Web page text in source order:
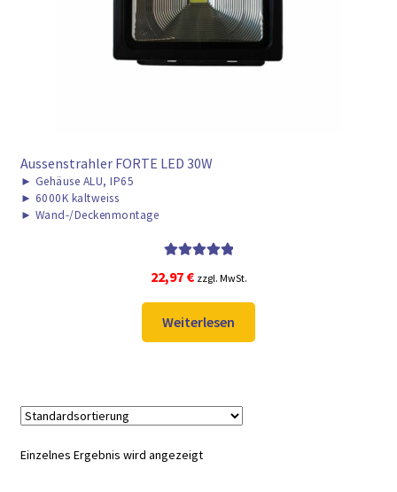
► VERSANDARTEN
Aussenstrahler FORTE LED 30W
► Gehäuse ALU, IP65
► 6000K kaltweiss
► Wand-/Deckenmontage
von 5
22,97 € zzgl. MwSt.
Weiterlesen
Einzelnes Ergebnis wird angezeigt